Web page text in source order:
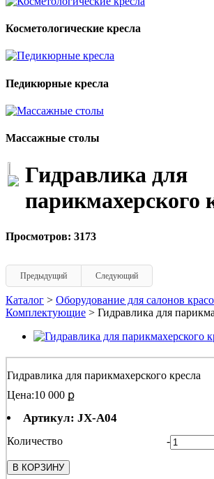
Косметологические кресла
Педикюрные кресла
Массажные столы
Гидравлика для
парикмахерского
Просмотров: 3173
Предыдущий Следующий
Каталог > Оборудование для салонов
Комплектующие > Гидравлика для
Гидравлика для парикмахерского кресла
Цена:10 000 ք
Артикул: JX-A04
Количество -
В КОРЗИНУ